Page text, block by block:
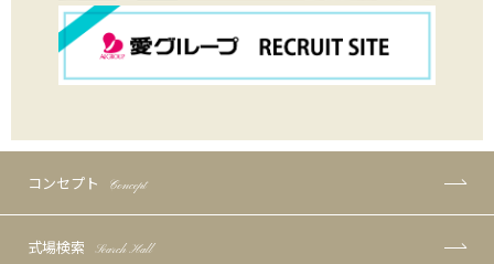
コンセプト Concept
式場検索 Search Hall